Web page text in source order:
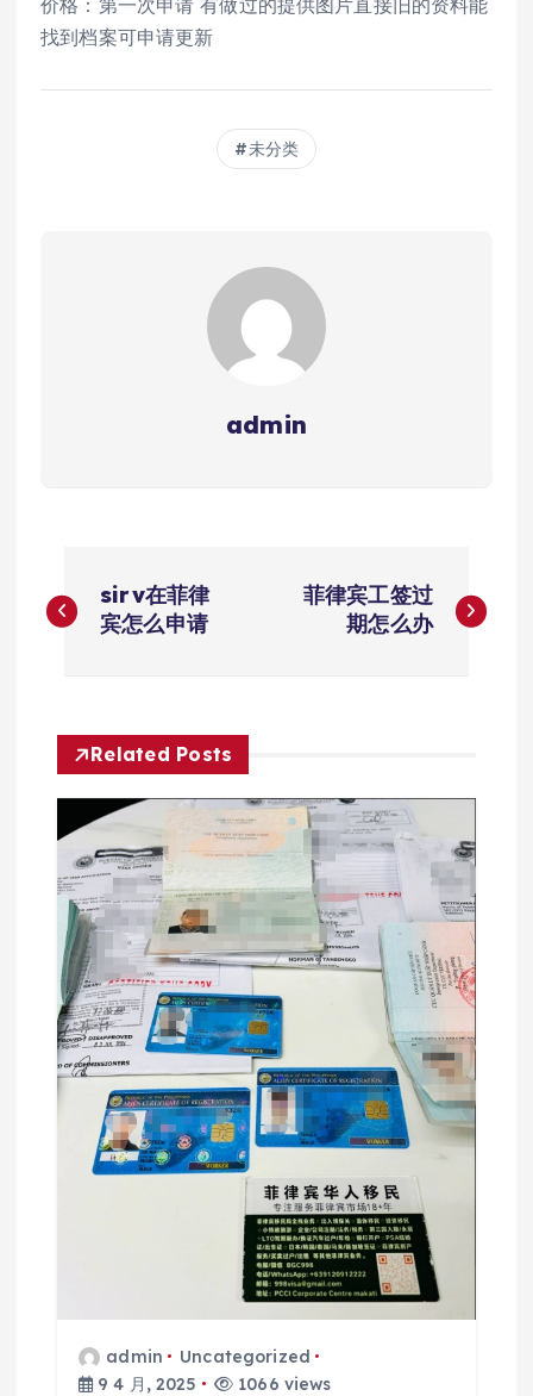
价格：第一次申请 有做过的提供图片直接旧的资料能
找到档案可申请更新
未分类
admin
章
航
sirv在菲律
宾怎么申请
菲律宾工签过
期怎么办
Related Posts
admin
Uncategorized
9 4 月, 2025
1066 views